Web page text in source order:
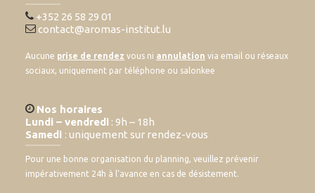
+352 26 58 29 01
contact@aromas-institut.lu
Aucune prise de rendez vous ni annulation via email ou réseaux
sociaux, uniquement par téléphone ou salonkee
Nos horaires
Lundi – vendredi : 9h – 18h
Samedi : uniquement sur rendez-vous
Pour une bonne organisation du planning, veuillez prévenir
impérativement 24h à l’avance en cas de désistement.